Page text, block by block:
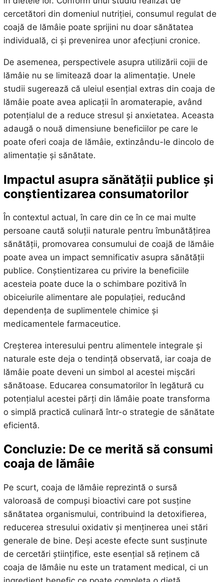
cercetători din domeniul nutriției, consumul regulat de
coajă de lămâie poate sprijini nu doar sănătatea
individuală, ci și prevenirea unor afecțiuni cronice.
De asemenea, perspectivele asupra utilizării cojii de
lămâie nu se limitează doar la alimentație. Unele
studii sugerează că uleiul esențial extras din coaja de
lămâie poate avea aplicații în aromaterapie, având
potențialul de a reduce stresul și anxietatea. Aceasta
adaugă o nouă dimensiune beneficiilor pe care le
poate oferi coaja de lămâie, extinzându-le dincolo de
alimentație și sănătate.
Impactul asupra sănătății publice și
conștientizarea consumatorilor
În contextul actual, în care din ce în ce mai multe
persoane caută soluții naturale pentru îmbunătățirea
sănătății, promovarea consumului de coajă de lămâie
poate avea un impact semnificativ asupra sănătății
publice. Conștientizarea cu privire la beneficiile
acesteia poate duce la o schimbare pozitivă în
obiceiurile alimentare ale populației, reducând
dependența de suplimentele chimice și
medicamentele farmaceutice.
Creșterea interesului pentru alimentele integrale și
naturale este deja o tendință observată, iar coaja de
lămâie poate deveni un simbol al acestei mișcări
sănătoase. Educarea consumatorilor în legătură cu
potențialul acestei părți din lămâie poate transforma
o simplă practică culinară într-o strategie de sănătate
eficientă.
Concluzie: De ce merită să consumi
coaja de lămâie
Pe scurt, coaja de lămâie reprezintă o sursă
valoroasă de compuși bioactivi care pot susține
sănătatea organismului, contribuind la detoxifierea,
reducerea stresului oxidativ și menținerea unei stări
generale de bine. Deși aceste efecte sunt susținute
de cercetări științifice, este esențial să reținem că
coaja de lămâie nu este un tratament medical, ci un